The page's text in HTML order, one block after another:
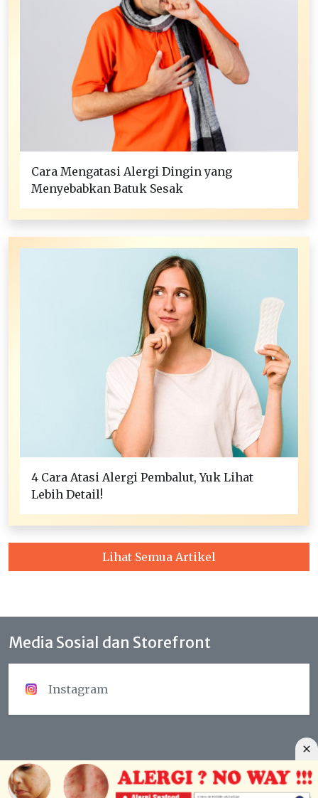
Cara Mengatasi Alergi Dingin yang
Menyebabkan Batuk Sesak
4 Cara Atasi Alergi Pembalut, Yuk Lihat
Lebih Detail!
Lihat Semua Artikel
Media Sosial dan Storefront
Instagram